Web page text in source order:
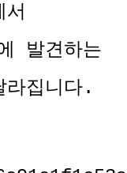
발견하는
집니다.